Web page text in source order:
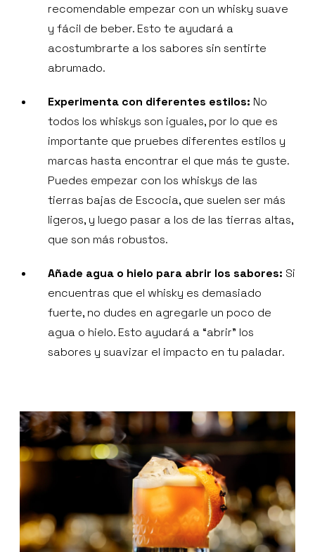
recomendable empezar con un whisky suave
y fácil de beber. Esto te ayudará a
acostumbrarte a los sabores sin sentirte
abrumado.
Experimenta con diferentes estilos: No
todos los whiskys son iguales, por lo que es
importante que pruebes diferentes estilos y
marcas hasta encontrar el que más te guste.
Puedes empezar con los whiskys de las
tierras bajas de Escocia, que suelen ser más
ligeros, y luego pasar a los de las tierras altas,
que son más robustos.
Añade agua o hielo para abrir los sabores: Si
encuentras que el whisky es demasiado
fuerte, no dudes en agregarle un poco de
agua o hielo. Esto ayudará a “abrir” los
sabores y suavizar el impacto en tu paladar.